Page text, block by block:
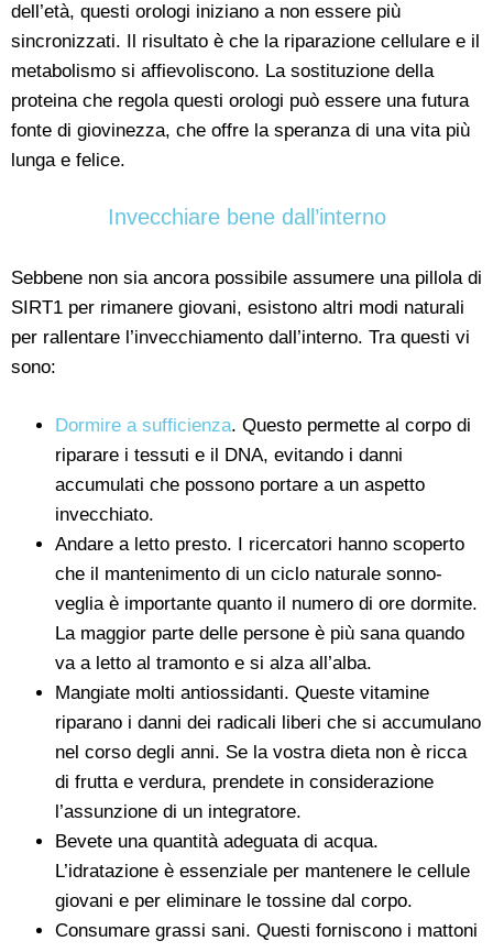
dell’età, questi orologi iniziano a non essere più
sincronizzati. Il risultato è che la riparazione cellulare e il
metabolismo si affievoliscono. La sostituzione della
proteina che regola questi orologi può essere una futura
fonte di giovinezza, che offre la speranza di una vita più
lunga e felice.
Invecchiare bene dall’interno
Sebbene non sia ancora possibile assumere una pillola di
SIRT1 per rimanere giovani, esistono altri modi naturali
per rallentare l’invecchiamento dall’interno. Tra questi vi
sono:
Dormire a sufficienza. Questo permette al corpo di
riparare i tessuti e il DNA, evitando i danni
accumulati che possono portare a un aspetto
invecchiato.
Andare a letto presto. I ricercatori hanno scoperto
che il mantenimento di un ciclo naturale sonno-
veglia è importante quanto il numero di ore dormite.
La maggior parte delle persone è più sana quando
va a letto al tramonto e si alza all’alba.
Mangiate molti antiossidanti. Queste vitamine
riparano i danni dei radicali liberi che si accumulano
nel corso degli anni. Se la vostra dieta non è ricca
di frutta e verdura, prendete in considerazione
l’assunzione di un integratore.
Bevete una quantità adeguata di acqua.
L’idratazione è essenziale per mantenere le cellule
giovani e per eliminare le tossine dal corpo.
Consumare grassi sani. Questi forniscono i mattoni